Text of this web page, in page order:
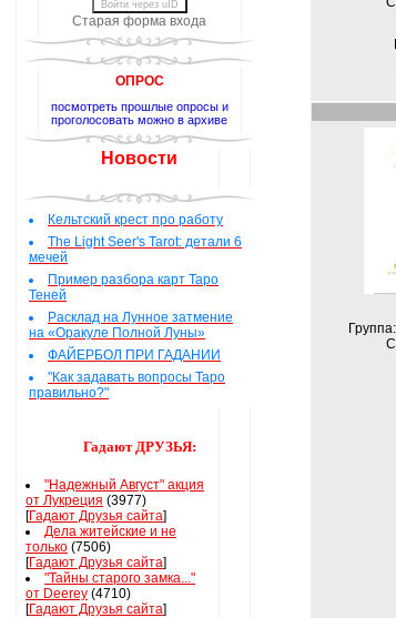
Войти через uID
Старая форма входа
ОПРОС
посмотреть прошлые опросы и
проголосовать можно в архиве
Новости
Кельтский крест про работу
The Light Seer's Tarot: детали 6
мечей
Пример разбора карт Таро
Теней
Расклад на Лунное затмение
на «Оракуле Полной Луны»
ФАЙЕРБОЛ ПРИ ГАДАНИИ
"Как задавать вопросы Таро
правильно?"
Гадают ДРУЗЬЯ:
"Надежный Август" акция
от Лукреция (3977)
[Гадают Друзья сайта]
Дела житейские и не
только (7506)
[Гадают Друзья сайта]
"Тайны старого замка..."
от Deerey (4710)
[Гадают Друзья сайта]